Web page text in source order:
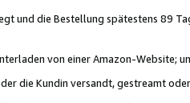
und die Bestellung spätestens 89
von einer Amazon-Website;
die Kundin versandt, gestreamt